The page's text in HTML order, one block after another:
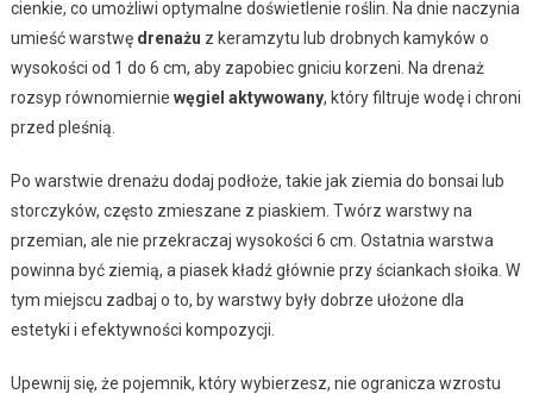
cienkie, co umożliwi optymalne doświetlenie roślin. Na dnie naczynia
umieść warstwę drenażu z keramzytu lub drobnych kamyków o
wysokości od 1 do 6 cm, aby zapobiec gniciu korzeni. Na drenaż
rozsyp równomiernie węgiel aktywowany, który filtruje wodę i chroni
przed pleśnią.
Po warstwie drenażu dodaj podłoże, takie jak ziemia do bonsai lub
storczyków, często zmieszane z piaskiem. Twórz warstwy na
przemian, ale nie przekraczaj wysokości 6 cm. Ostatnia warstwa
powinna być ziemią, a piasek kładź głównie przy ściankach słoika. W
tym miejscu zadbaj o to, by warstwy były dobrze ułożone dla
estetyki i efektywności kompozycji.
Upewnij się, że pojemnik, który wybierzesz, nie ogranicza wzrostu